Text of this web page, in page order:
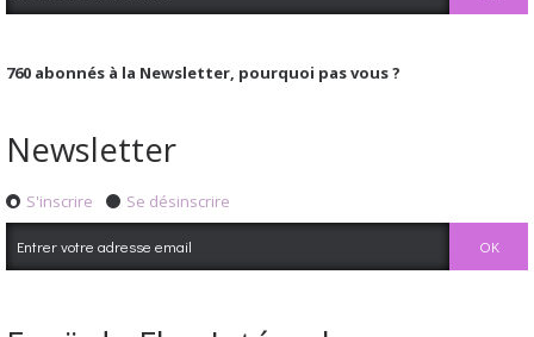
760 abonnés à la Newsletter, pourquoi pas vous ?
Newsletter
S'inscrire Se désinscrire